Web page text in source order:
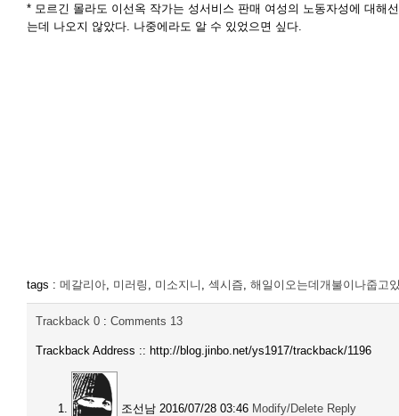
* 모르긴 몰라도 이선옥 작가는 성서비스 판매 여성의 노동자성에 대해
는데 나오지 않았다. 나중에라도 알 수 있었으면 싶다.
tags : 메갈리아 미러링 미소지니 섹시즘 해일이오는데개불이나줍고
Trackback 0 : Comments 13
Trackback Address :: http://blog.jinbo.net/ys1917/trackback/1196
조선남 2016/07/28 03:46 Modify/Delete Reply